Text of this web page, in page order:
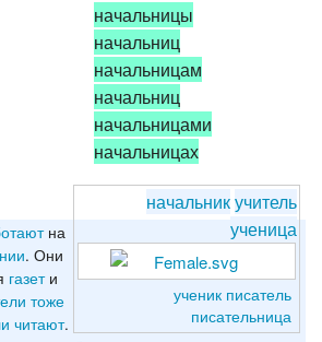
начальницы
начальниц
начальницам
начальниц
начальницами
начальницах
начальникучитель
ученица
ученик писатель
писательница
на
. Они
газети
тоже
читают.